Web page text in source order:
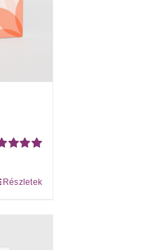
Részletek